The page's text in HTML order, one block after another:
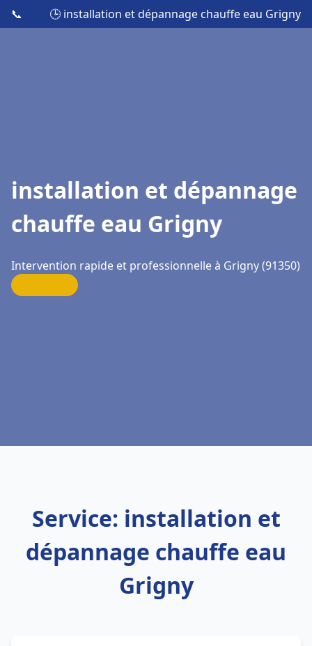
📞 🕒 installation et dépannage chauffe eau Grigny
installation et dépannage
chauffe eau Grigny
Intervention rapide et professionnelle à Grigny (91350)
Service: installation et
dépannage chauffe eau
Grigny